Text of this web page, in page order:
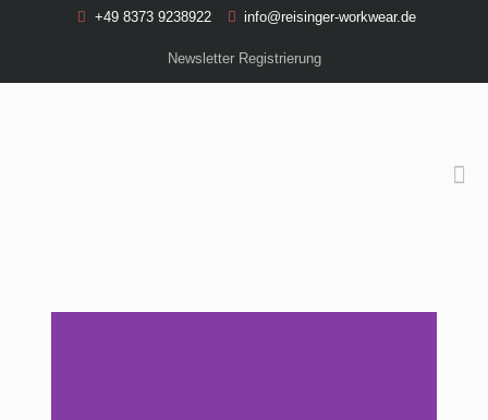
+49 8373 9238922 info@reisinger-workwear.de
Newsletter Registrierung